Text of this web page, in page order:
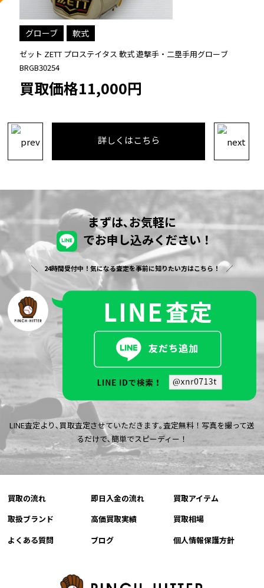
ーブ
グローブ
ゼット ZETT プロステイタス 軟式 キャッチャーミット
買取価格8,000円
詳しくはこちら
まずは､お気軽に
でお申し込みください！
24時間受付中！気になる査定を事前に知りたい方はこちら！
LINE査定より､買取査定させていただきます｡査定無料！写真を撮って送
るだけで､簡単でスピーディー！
買取の流れ 即日入金の流れ
買取アイテム
取扱ブランド
高価買取実績
買取相場
よくある質問
ブログ 個人情報保護方針